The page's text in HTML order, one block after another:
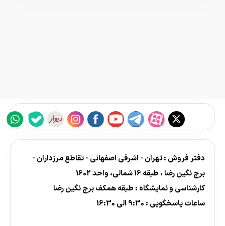
دفتر فروش : تهران - اشرفی اصفهانی - تقاطع مرزداران -
برج نگین رضا ، طبقه 16 شمالی، واحد 1602
کارشناسی و نمایشگاه : طبقه همکف برج نگین رضا
ساعات پاسخگویی : 9:30 الی 16:30